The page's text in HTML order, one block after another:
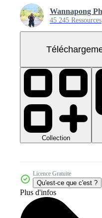
Wannapong
45 245 Ressources
Collection
Licence Gratuite
Qu'est-ce que c'est ?
Plus d'infos